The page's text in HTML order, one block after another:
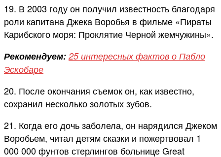
19. В 2003 году он получил известность благодаря
роли капитана Джека Воробья в фильме «Пираты
Карибского моря: Проклятие Черной жемчужины».
Рекомендуем: 25 интересных фактов о Пабло
Эскобаре
20. После окончания съемок он, как известно,
сохранил несколько золотых зубов.
21. Когда его дочь заболела, он нарядился Джеком
Воробьем, читал детям сказки и пожертвовал 1
000 000 фунтов стерлингов больнице Great